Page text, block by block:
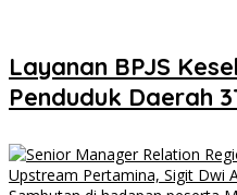
Layanan BPJS
Penduduk Daerah